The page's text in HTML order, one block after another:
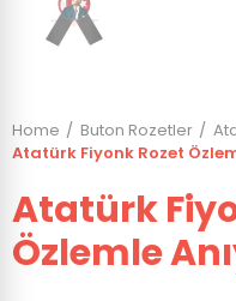
Home Buton Rozetler
Atatürk Fiyonk Rozet
Atatürk
Özlemle